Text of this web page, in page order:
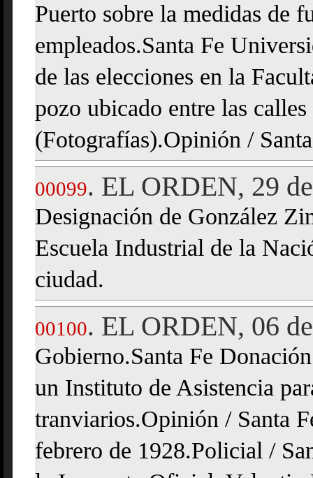
Puerto sobre la medidas de
empleados.Santa Fe
de las elecciones en la
pozo ubicado entre las
(Fotografías).Opinión /
00099. EL ORDEN, 29
Designación de González
Escuela Industrial de la
ciudad.
00100. EL ORDEN, 06
Gobierno.Santa Fe
un Instituto de Asistencia
tranviarios.Opinión / Santa
febrero de 1928.Policial /